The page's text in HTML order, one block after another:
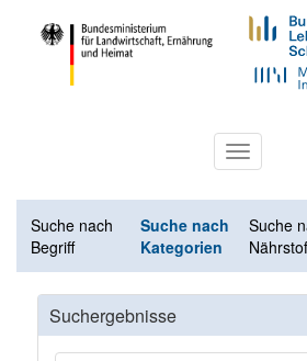
Toggle
navigation
Suche nach
Begriff
Suche nach
Kategorien
Suche
Suchergebnisse